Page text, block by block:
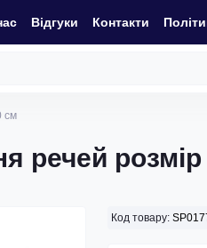
Відгуки Контакти
см
речей
Код товару: